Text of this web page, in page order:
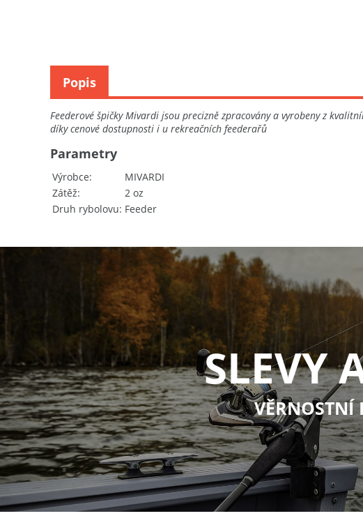
Feederové špičky Mivardi jsou precizně zpracovány a vyrobeny z
díky cenové dostupnosti i u rekreačních feederařů
Výrobce
MIVARDI
Zátěž
2 oz
Druh rybolovu Feeder
Parametry
Popis
SLEVY
VĚRNOSTNÍ